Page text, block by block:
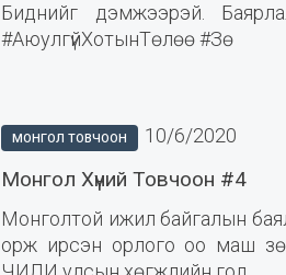
Биднийг дэмжээрэй.
#АюулгүйХотынТөлөө #Зө
МОНГОЛ ТОВЧООН 10/6/2020
Монгол Хүний Товчоон #4
Монголтой ижил байгалын
орж ирсэн орлого оо маш